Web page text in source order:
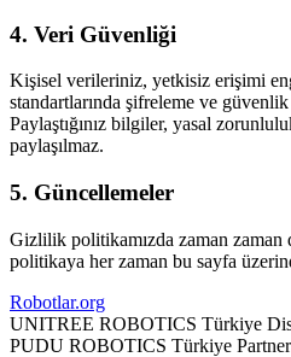
4. Veri Güvenliği
Kişisel verileriniz, yetkisiz erişimi
standartlarında şifreleme ve
Paylaştığınız bilgiler, yasal
paylaşılmaz.
5. Güncellemeler
Gizlilik politikamızda zaman
politikaya her zaman bu sayfa
Robotlar.org
UNITREE ROBOTICS Türkiye
PUDU ROBOTICS Türkiye